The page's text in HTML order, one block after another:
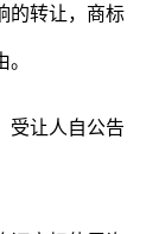
转让，商标
让人自公告